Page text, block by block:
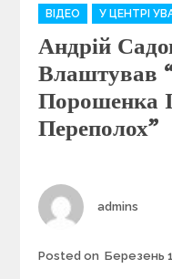
C
a
t
e
g
r
ВІДЕО У ЦЕНТРІ
Андрій
Влаштував
Порошенка
Переполох”
Author
admins
Posted on Березень